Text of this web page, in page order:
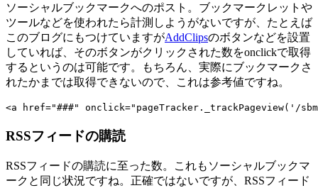
ソーシャルブックマークへのポスト。ブックマークレットや
ツールなどを使われたら計測しようがないですが、たとえば
このブログにもつけていますがAddClipsのボタンなどを設置
していれば、そのボタンがクリックされた数をonclickで取得
するというのは可能です。もちろん、実際にブックマークさ
れたかまでは取得できないので、これは参考値ですね。
<a href="###" onclick="pageTracker._trackPageview('/
RSSフィードの購読
RSSフィードの購読に至った数。これもソーシャルブックマ
ークと同じ状況ですね。正確ではないですが、RSSフィード